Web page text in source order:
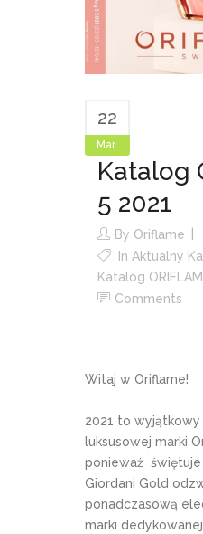
22
Mar
Katalog
5 2021
By Oriflame
In Aktualny
Katalog
Comments
Witaj w Oriflame!
2021 to
luksusowej marki
ponieważ
Giordani Gold
ponadczasową
marki